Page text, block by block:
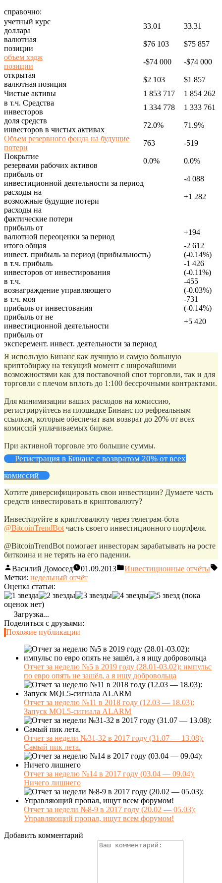
справочно:
учетный курс
доллара
33.01
33.31
валютная
позиции
$76 103
$75 857
объем хэдж
позиции
-$74 000
-$74 000
открытая
валютная позиция
$2 103
$1 857
Чистые активы
1 853 717
1 854 262
в т.ч. Средства
инвесторов
1 334 778
1 333 761
доля средств
инвесторов в чистых активах
72.0%
71.9%
Объем резервного фонда на будущие
потери
763
-519
Покрытие
резервами рабочих активов
0.0%
0.0%
прибыль от
инвестиционной деятельности за период
-4 088
расходы на
возможные будущие потери
+1 282
расходы на
фактические потери
прибыль от
валютной переоценки за период
+194
итого общая
инвест. прибыль за период (прибыльность)
-2 612
(-0.14%)
в т.ч. прибыль
инвесторов от инвестирования
-1 426
(-0.11%)
в т.ч.
вознаграждение управляющего
-455
(-0.03%)
в т.ч. моя
прибыль от инвестования
-731
(-0.14%)
прибыль от не
инвестиционной деятельности
+5 420
прибыль от
эксперемент. инвест. деятельности за период
Я использую Бинанс как лучшую и самую большую
криптобиржу на текущий момент с широчайшими
возможностями как для поставочной спот торговли, так и для
торговли с плечом вплоть до 1:100 бессрочными контрактами.
Для минимизации ваших расходов на комиссию,
регистрируйтесь на площадке Бинанс по рефреальным
ссылкам, которые обеспечат вам возврат до 20% от всех
комиссий уплачиваемых бирже.
При активной торговле это большие суммы.
Регистрация в Бинанс с возвратом 20% от всех
комиссий
Хотите диверсифицировать свои инвестиции? Думаете часть
средств инвестировать в криптовалюту?
Инвестируйте в криптовалюту через телеграм-бота
@BitcoinTrendBot часть своего инвестиционного портфеля.
@BitcoinTrendBot помогает инвесторам зарабатывать на росте
биткоина и не терять на его падении.
Василий Домосед
01.09.2013
Инвестиционные отчёты
Метки: недельный отчёт
Оценка статьи:
(пока
оценок нет)
Загрузка...
Поделиться с друзьями:
Похожие публикации
Отчет за неделю №5 в 2019 году (28.01-03.02): импульс
по евро опять не зашёл, а я ищу добровольца
Отчет за неделю №11 в 2018 году (12.03 — 18.03):
Запуск MQL5-сигнала ALARM
Отчет за недели №31-32 в 2017 году (31.07 — 13.08):
Самый пик лета.
Отчет за неделю №14 в 2017 году (03.04 — 09.04):
Ничего лишнего
Отчет за недели №8-9 в 2017 году (20.02 — 05.03):
Управляющий пропал, ищут всем форумом!
Добавить комментарий